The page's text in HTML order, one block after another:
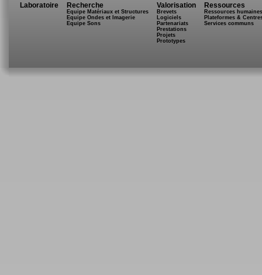
Laboratoire Recherche
Equipe Matériaux et Structures
Equipe Ondes et Imagerie
Equipe Sons
Valorisation
Brevets
Logiciels
Partenariats
Prestations
Projets
Prototypes
Ressources
Ressources humaines
Plateformes &
Services communs